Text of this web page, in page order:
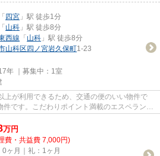
「 四宮 」駅 徒歩1分
「 山科 」駅 徒歩8分
西線 「 山科 」駅 徒歩8分
山科区 四ノ宮岩久保町1-23
年 ｜募集中： 1室
上が利用できるため、交通の便のいい物件で
です。こだわりポイント満載のエスペランサ
万円
費・共益費 7,000円)
0ヶ月｜礼：1ヶ月